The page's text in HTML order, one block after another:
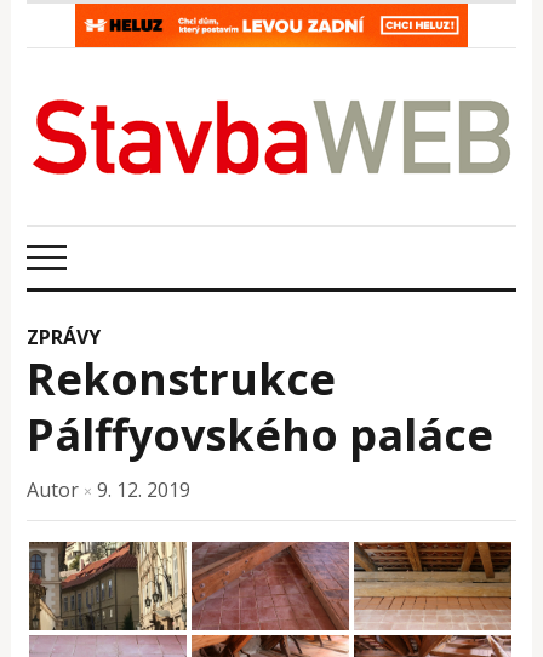
ZPRÁVY
Rekonstrukce
Pálffyovského paláce
Autor × 9. 12. 2019